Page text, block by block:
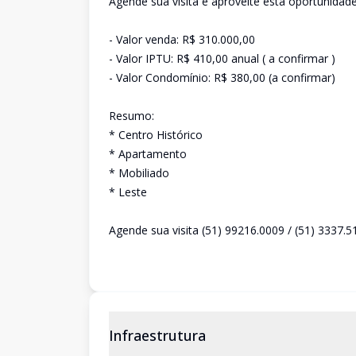
- Valor venda: R$ 310.000,00
- Valor IPTU: R$ 410,00 anual ( a confirmar )
- Valor Condomínio: R$ 380,00 (a confirmar)
Resumo:
* Centro Histórico
* Apartamento
* Mobiliado
* Leste
Agende sua visita (51) 99216.0009 / (51)
Infraestrutura